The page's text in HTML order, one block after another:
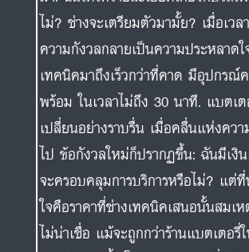
ไม่? ช่างจะเตรียมตัวมามั้ย? เมื่อเวล
ความกังวลกลายเป็นความประหลาดใ
เทคนิคมาถึงเร็วกว่าที่คาด มีอุปกรณ์
พร้อม ในเวลาไม่ถึง 30 นาที. แบตเ
เปลี่ยนอย่างราบรื่น เมื่อคลื่นแห่งควา
ไป ข้อกังวลใหม่ก็ปรากฏขึ้น: ฉันมีเงิ
จะครอบคลุมการบริการหรือไม่? แต่
ใจคือราคาที่ช่างเทคนิคเสนอนั้นสมเ
ไม่น่าเชื่อ แม้จะถูกกว่าร้านแบตเตอรี่